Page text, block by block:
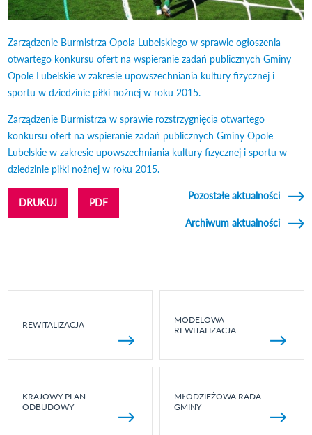
Zarządzenie Burmistrza Opola Lubelskiego w sprawie ogłoszenia
otwartego konkursu ofert na wspieranie zadań publicznych Gminy
Opole Lubelskie w zakresie upowszechniania kultury fizycznej i
sportu w dziedzinie piłki nożnej w roku 2015.
Zarządzenie Burmistrza w sprawie rozstrzygnięcia otwartego
konkursu ofert na wspieranie zadań publicznych Gminy Opole
Lubelskie w zakresie upowszechniania kultury fizycznej i sportu w
dziedzinie piłki nożnej w roku 2015.
DRUKUJ
PDF
Pozostałe aktualności
Archiwum aktualności
REWITALIZACJA
MODELOWA
REWITALIZACJA
KRAJOWY PLAN
ODBUDOWY
MŁODZIEŻOWA RADA
GMINY